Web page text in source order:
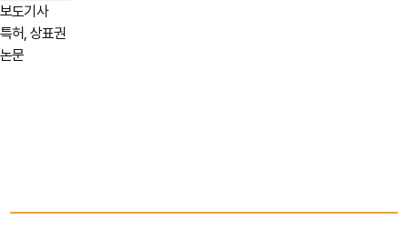
보도기사
특허, 상표권
논문